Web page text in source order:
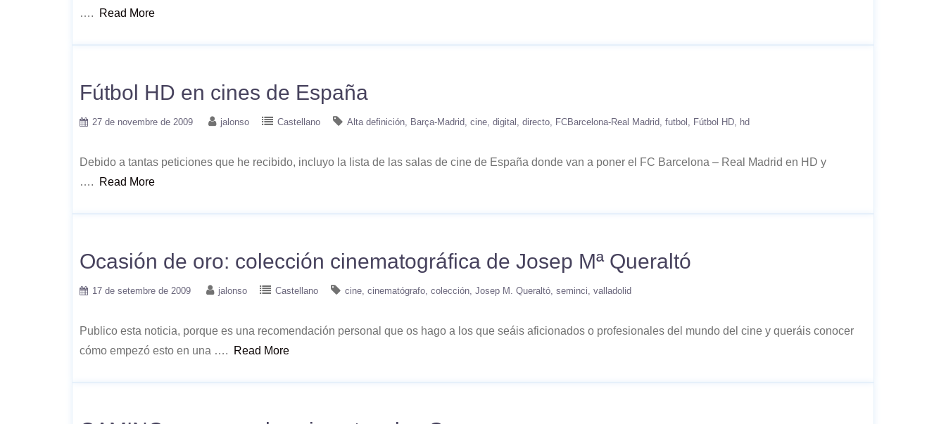
….
Read More
Fútbol HD en cines de España
27 de novembre de 2009 jalonso Castellano Alta definición Barça-Madrid cine digital directo FCBarcelona-Real Madrid futbol Fútbol HD hd
Debido a tantas peticiones que he recibido, incluyo la lista de las salas de cine de España donde van a poner el FC Barcelona – Real Madrid en HD y
….
Read More
Ocasión de oro: colección cinematográfica de Josep Mª Queraltó
17 de setembre de 2009 jalonso Castellano cine cinematógrafo colección Josep M. Queraltó seminci valladolid
Publico esta noticia, porque es una recomendación personal que os hago a los que seáis aficionados o profesionales del mundo del cine y queráis conocer
cómo empezó esto en una ….
Read More